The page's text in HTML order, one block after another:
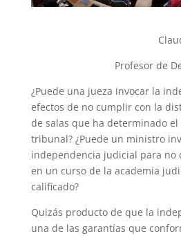
Profesor de
¿Puede una jueza invocar la
efectos de no cumplir con la
de salas que ha determinado
tribunal? ¿Puede un ministro
independencia judicial para no
en un curso de la academia
calificado?
Quizás producto de que la
una de las garantías que